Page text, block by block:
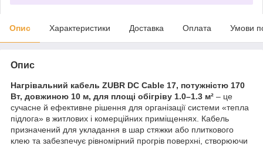
Опис Характеристики Доставка Оплата Умови
Опис
Нагрівальний кабель ZUBR DC Cable 17, потужністю 170
Вт, довжиною 10 м, для площі обігріву 1.0–1.3 м² – це
сучасне й ефективне рішення для організації системи «тепла
підлога» в житлових і комерційних приміщеннях. Кабель
призначений для укладання в шар стяжки або плиткового
клею та забезпечує рівномірний прогрів поверхні, створюючи